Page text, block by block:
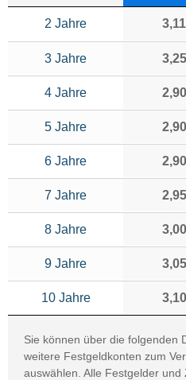
2 Jahre
3 Jahre
4 Jahre
5 Jahre
6 Jahre
7 Jahre
8 Jahre
9 Jahre
10 Jahre
Sie können über die folgenden
weitere Festgeldkonten zum
auswählen. Alle Festgelder